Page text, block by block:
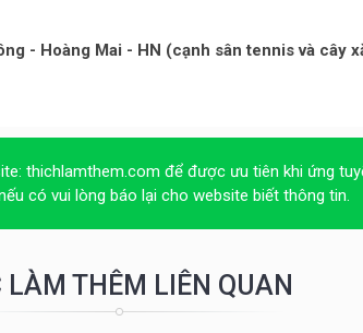
- Hoàng Mai - HN (cạnh sân tennis và cây
thichlamthem.com để được ưu tiên khi ứng
có vui lòng báo lại cho website biết thông tin.
LÀM THÊM LIÊN QUAN